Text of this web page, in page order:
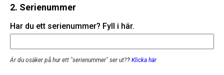
2. Serienummer
Har du ett serienummer? Fyll i här.
Är du osäker på hur ett "serienummer" ser ut?? Klicka här